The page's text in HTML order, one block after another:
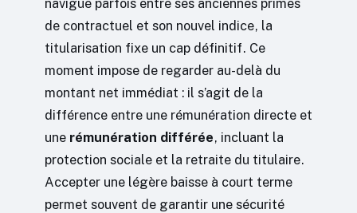
de contractuel et son nouvel indice, la
titularisation fixe un cap définitif. Ce
moment impose de regarder au-delà du
montant net immédiat : il s’agit de la
différence entre une rémunération directe et
une rémunération différée, incluant la
protection sociale et la retraite du titulaire.
Accepter une légère baisse à court terme
permet souvent de garantir une sécurité